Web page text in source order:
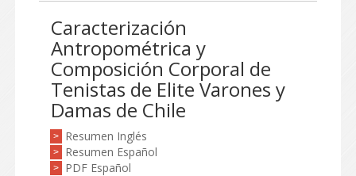
Caracterización
Antropométrica y
Composición Corporal de
Tenistas de Elite Varones y
Damas de Chile
> Resumen Inglés
> Resumen Español
> PDF Español